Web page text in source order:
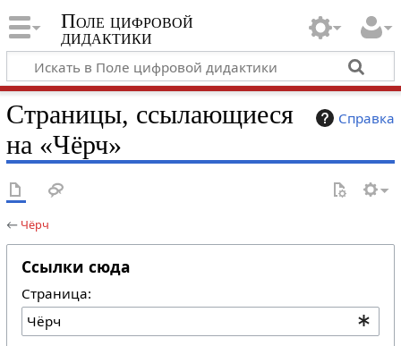
Поле цифровой
дидактики
Справка
Страницы, ссылающиеся
на «Чёрч»
← Чёрч
Ссылки сюда
Страница: